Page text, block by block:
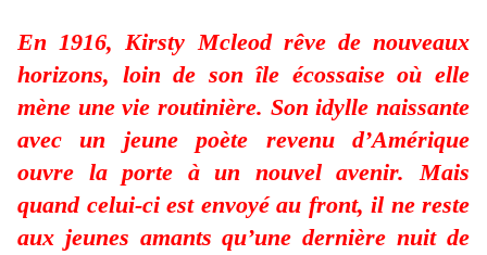
En 1916, Kirsty Mcleod rêve de nouveaux
horizons, loin de son île écossaise où elle
mène une vie routinière. Son idylle naissante
avec un jeune poète revenu d’Amérique
ouvre la porte à un nouvel avenir. Mais
quand celui-ci est envoyé au front, il ne reste
aux jeunes amants qu’une dernière nuit de